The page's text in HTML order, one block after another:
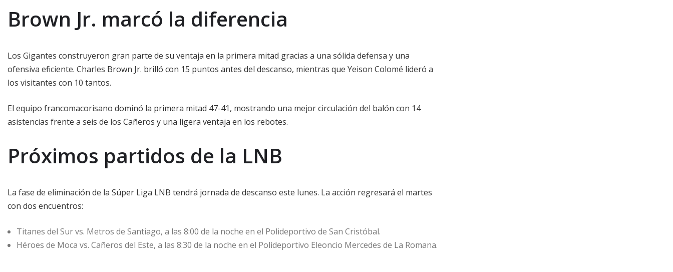
Brown Jr. marcó la diferencia
Los Gigantes construyeron gran parte de su ventaja en la primera mitad gracias a una sólida defensa y una
ofensiva eficiente. Charles Brown Jr. brilló con 15 puntos antes del descanso, mientras que Yeison Colomé lideró a
los visitantes con 10 tantos.
El equipo francomacorisano dominó la primera mitad 47-41, mostrando una mejor circulación del balón con 14
asistencias frente a seis de los Cañeros y una ligera ventaja en los rebotes.
Próximos partidos de la LNB
La fase de eliminación de la Súper Liga LNB tendrá jornada de descanso este lunes. La acción regresará el martes
con dos encuentros:
Titanes del Sur vs. Metros de Santiago, a las 8:00 de la noche en el Polideportivo de San Cristóbal.
Héroes de Moca vs. Cañeros del Este, a las 8:30 de la noche en el Polideportivo Eleoncio Mercedes de La Romana.